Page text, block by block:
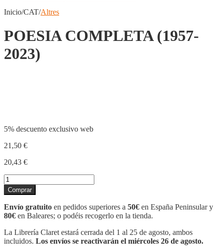
Inicio/CAT/Altres
POESIA COMPLETA (1957-
2023)
5% descuento exclusivo web
21,50 €
20,43 €
POESIA
COMPLETA
(1957-
2023)
cantidad
Comprar
Envío gratuito en pedidos superiores a 50€ en España Peninsular y
80€ en Baleares; o podéis recogerlo en la tienda.
La Librería Claret estará cerrada del 1 al 25 de agosto, ambos
incluidos. Los envíos se reactivarán el miércoles 26 de agosto.